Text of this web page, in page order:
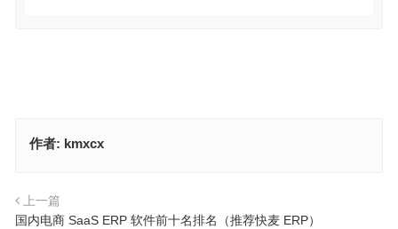
作者: kmxcx
上一篇
国内电商 SaaS ERP 软件前十名排名（推荐快麦 ERP）